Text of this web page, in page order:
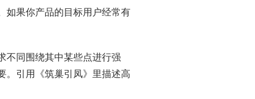
如果你产品的目标用户经常有
不同围绕其中某些点进行强
。引用《筑巢引凤》里描述高